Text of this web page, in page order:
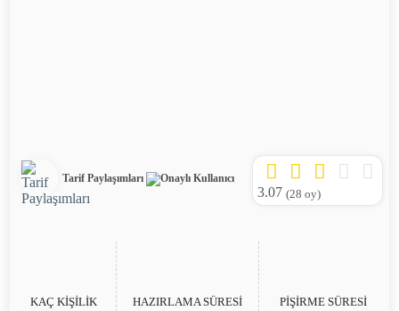
Tarif Paylaşımları
3.07 (28 oy)
KAÇ KİŞİLİK HAZIRLAMA SÜRESİ PİŞİRME SÜRESİ